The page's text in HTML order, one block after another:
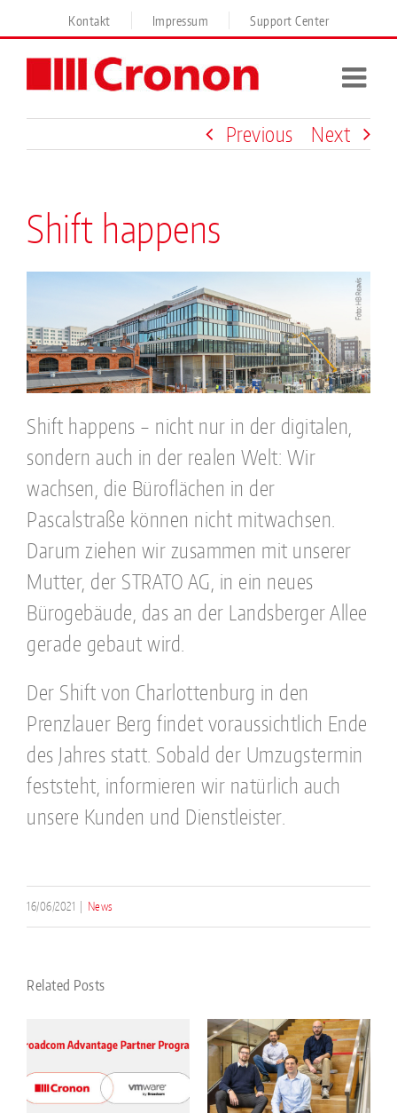
to
Kontakt Impressum Support Center
Previous Next
Shift happens
Shift happens – nicht nur in der digitalen,
sondern auch in der realen Welt: Wir
wachsen, die Büroflächen in der
Pascalstraße können nicht mitwachsen.
Darum ziehen wir zusammen mit unserer
Mutter, der STRATO AG, in ein neues
Bürogebäude, das an der Landsberger Allee
gerade gebaut wird.
Der Shift von Charlottenburg in den
Prenzlauer Berg findet voraussichtlich Ende
des Jahres statt. Sobald der Umzugstermin
feststeht, informieren wir natürlich auch
unsere Kunden und Dienstleister.
16/06/2021 News
Related Posts